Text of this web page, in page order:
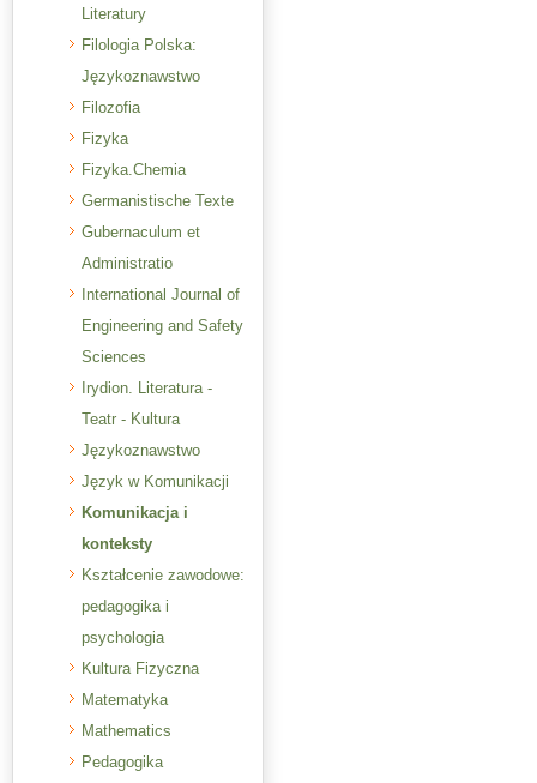
Literatury
Filologia Polska:
Językoznawstwo
Filozofia
Fizyka
Fizyka.Chemia
Germanistische Texte
Gubernaculum et
Administratio
International Journal of
Engineering and Safety
Sciences
Irydion. Literatura -
Teatr - Kultura
Językoznawstwo
Język w Komunikacji
Komunikacja i
konteksty
Kształcenie zawodowe:
pedagogika i
psychologia
Kultura Fizyczna
Matematyka
Mathematics
Pedagogika